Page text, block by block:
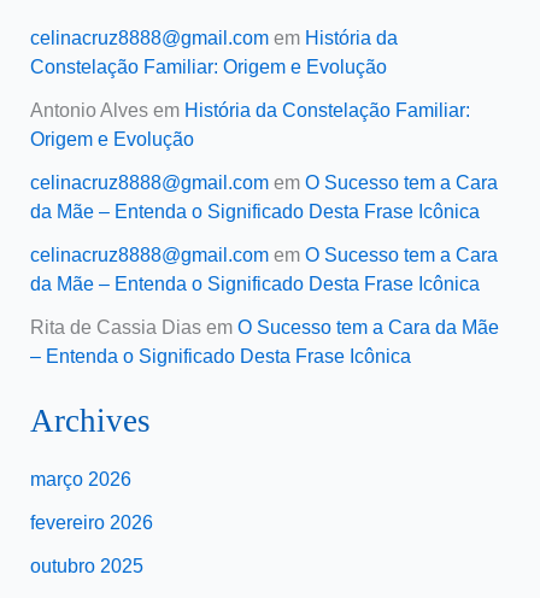
celinacruz8888@gmail.comem História da
Constelação Familiar: Origem e Evolução
Antonio Alvesem História da Constelação Familiar:
Origem e Evolução
celinacruz8888@gmail.comem O Sucesso tem a Cara
da Mãe – Entenda o Significado Desta Frase Icônica
celinacruz8888@gmail.comem O Sucesso tem a Cara
da Mãe – Entenda o Significado Desta Frase Icônica
Rita de Cassia Diasem O Sucesso tem a Cara da Mãe
– Entenda o Significado Desta Frase Icônica
Archives
março 2026
fevereiro 2026
outubro 2025